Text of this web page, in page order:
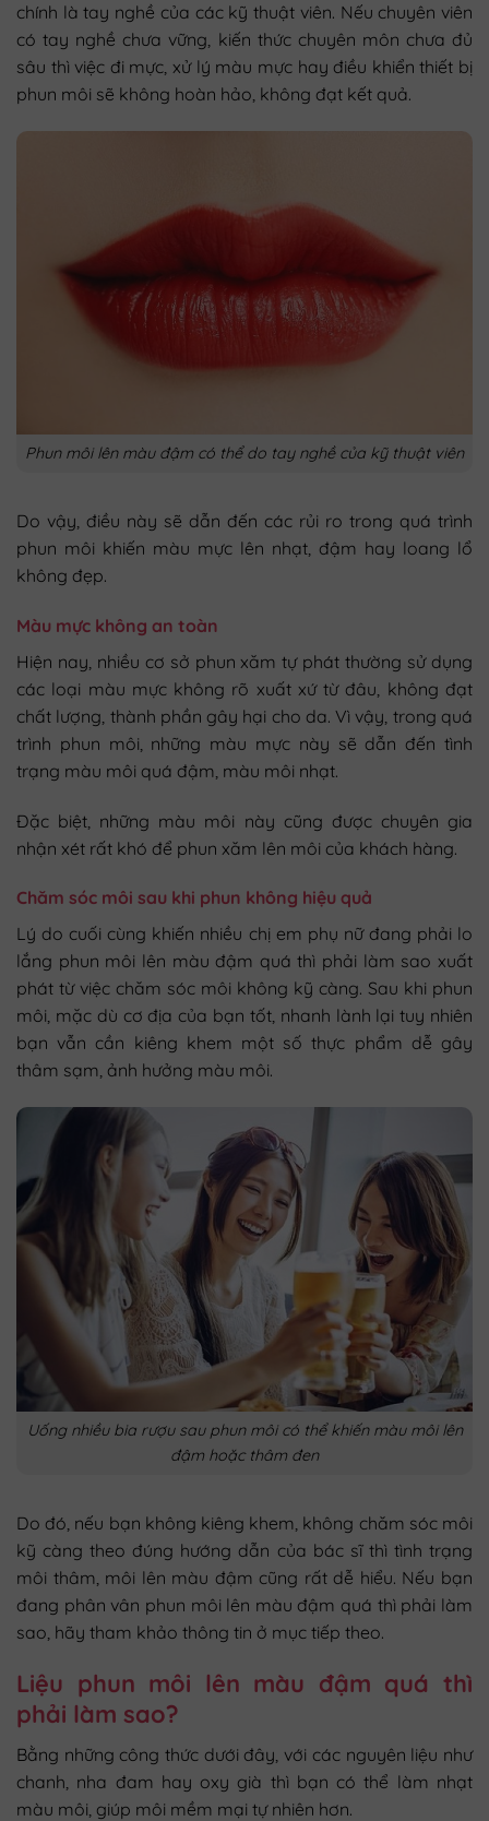
chính là tay nghề của các kỹ thuật viên. Nếu chuyên viên
có tay nghề chưa vững, kiến thức chuyên môn chưa đủ
sâu thì việc đi mực, xử lý màu mực hay điều khiển thiết bị
phun môi sẽ không hoàn hảo, không đạt kết quả.
Phun môi lên màu đậm có thể do tay nghề của kỹ thuật viên
Do vậy, điều này sẽ dẫn đến các rủi ro trong quá trình
phun môi khiến màu mực lên nhạt, đậm hay loang lổ
không đẹp.
Màu mực không an toàn
Hiện nay, nhiều cơ sở phun xăm tự phát thường sử dụng
các loại màu mực không rõ xuất xứ từ đâu, không đạt
chất lượng, thành phần gây hại cho da. Vì vậy, trong quá
trình phun môi, những màu mực này sẽ dẫn đến tình
trạng màu môi quá đậm, màu môi nhạt.
Đặc biệt, những màu môi này cũng được chuyên gia
nhận xét rất khó để phun xăm lên môi của khách hàng.
Chăm sóc môi sau khi phun không hiệu quả
Lý do cuối cùng khiến nhiều chị em phụ nữ đang phải lo
lắng phun môi lên màu đậm quá thì phải làm sao xuất
phát từ việc chăm sóc môi không kỹ càng. Sau khi phun
môi, mặc dù cơ địa của bạn tốt, nhanh lành lại tuy nhiên
bạn vẫn cần kiêng khem một số thực phẩm dễ gây
thâm sạm, ảnh hưởng màu môi.
Uống nhiều bia rượu sau phun môi có thể khiến màu môi lên
đậm hoặc thâm đen
Do đó, nếu bạn không kiêng khem, không chăm sóc môi
kỹ càng theo đúng hướng dẫn của bác sĩ thì tình trạng
môi thâm, môi lên màu đậm cũng rất dễ hiểu. Nếu bạn
đang phân vân phun môi lên màu đậm quá thì phải làm
sao, hãy tham khảo thông tin ở mục tiếp theo.
Liệu phun môi lên màu đậm quá thì
phải làm sao?
Bằng những công thức dưới đây, với các nguyên liệu như
chanh, nha đam hay oxy già thì bạn có thể làm nhạt
màu môi, giúp môi mềm mại tự nhiên hơn.